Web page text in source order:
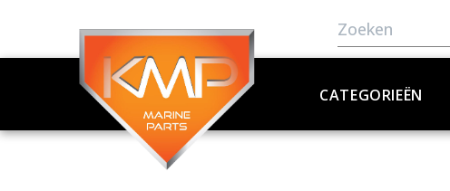
CATEGORIEËN